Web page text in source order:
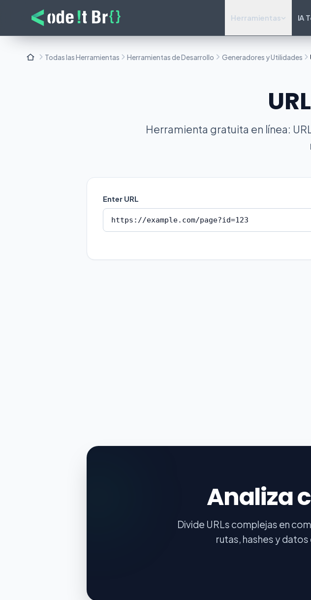
Herramientas IA
Todas las Herramientas Herramientas de Desarrollo Generadores y Utilidades
Herramienta gratuita en línea:
Enter URL
Analiza
Divide URLs complejas en
rutas, hashes y